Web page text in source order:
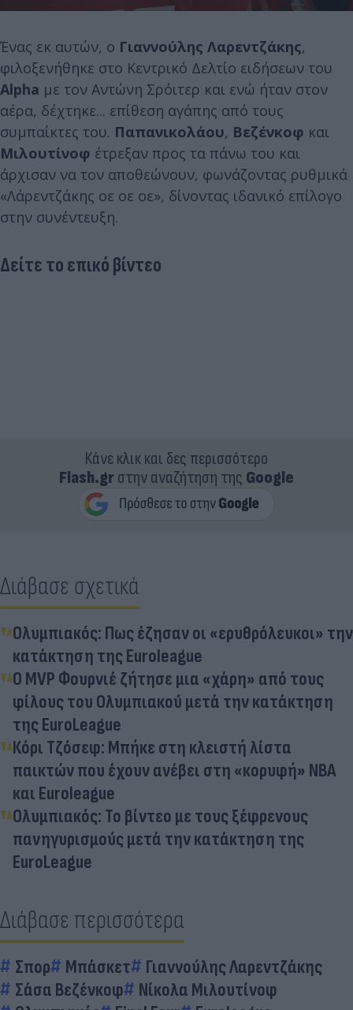
Ένας εκ αυτών, ο Γιαννούλης Λαρεντζάκης,
φιλοξενήθηκε στο Κεντρικό Δελτίο ειδήσεων του
Alpha με τον Αντώνη Σρόιτερ και ενώ ήταν στον
αέρα, δέχτηκε... επίθεση αγάπης από τους
συμπαίκτες του. Παπανικολάου, Βεζένκοφ και
Μιλουτίνοφ έτρεξαν προς τα πάνω του και
άρχισαν να τον αποθεώνουν, φωνάζοντας ρυθμικά
«Λάρεντζάκης οε οε οε», δίνοντας ιδανικό επίλογο
στην συνέντευξη.
Δείτε το επικό βίντεο
Κάνε κλικ και δες περισσότερο
Flash.grστην αναζήτηση της Google
Διάβασε σχετικά
Ολυμπιακός: Πως έζησαν οι «ερυθρόλευκοι» την
κατάκτηση της Euroleague
Ο MVP Φουρνιέ ζήτησε μια «χάρη» από τους
φίλους του Ολυμπιακού μετά την κατάκτηση
της EuroLeague
Κόρι Τζόσεφ: Μπήκε στη κλειστή λίστα
παικτών που έχουν ανέβει στη «κορυφή» NBA
και Euroleague
Ολυμπιακός: Το βίντεο με τους ξέφρενους
πανηγυρισμούς μετά την κατάκτηση της
EuroLeague
Διάβασε περισσότερα
Σπορ Μπάσκετ
Γιαννούλης Λαρεντζάκης
Σάσα Βεζένκοφ
Νίκολα Μιλουτίνοφ